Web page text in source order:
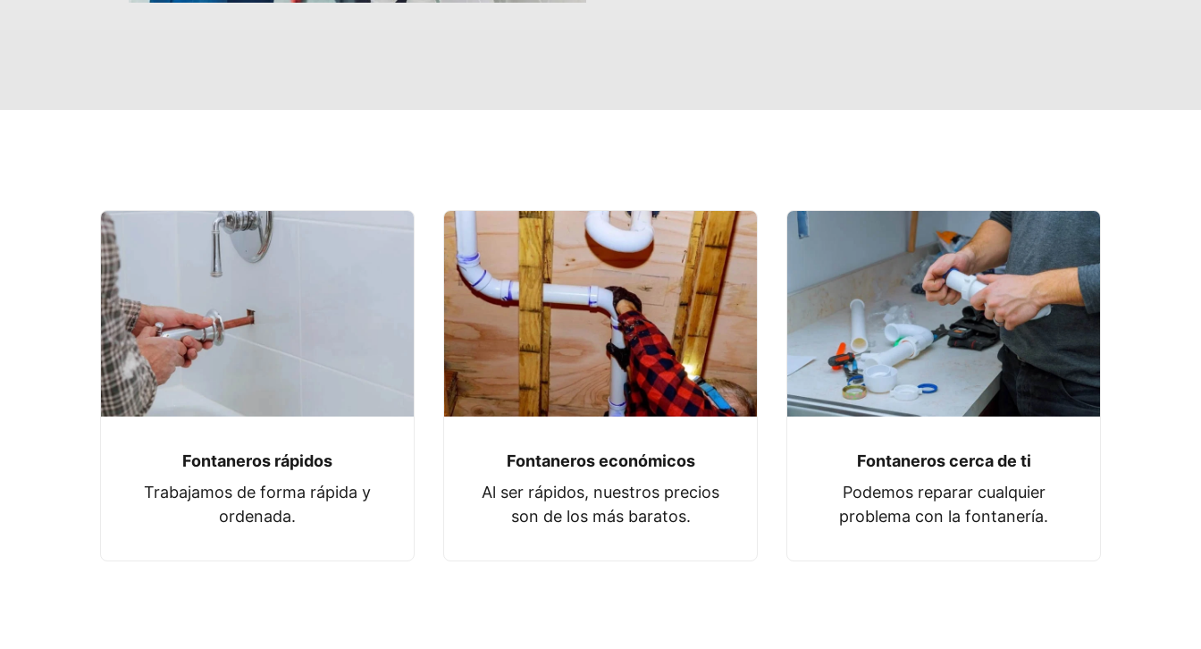
Fontaneros rápidos
Trabajamos de forma rápida y
ordenada.
Fontaneros económicos
Al ser rápidos, nuestros precios
son de los más baratos.
Fontaneros cerca de ti
Podemos reparar cualquier
problema con la fontanería.